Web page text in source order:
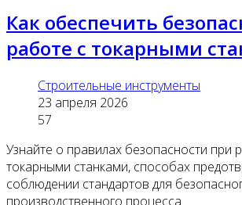
Как обеспечить
работе с токарными
Строительные инструменты
23 апреля 2026
57
Узнайте о правилах безопасности при
токарными станками, способах
соблюдении стандартов для
производственного процесса.